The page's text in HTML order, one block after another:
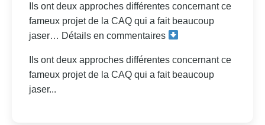
Ils ont deux approches différentes concernant ce
fameux projet de la CAQ qui a fait beaucoup
jaser… Détails en commentaires
Ils ont deux approches différentes concernant ce
fameux projet de la CAQ qui a fait beaucoup
jaser...